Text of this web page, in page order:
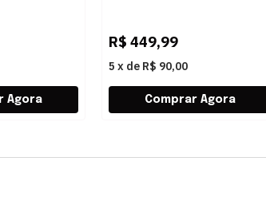
R$ 449,99
5 x de R$ 90,00